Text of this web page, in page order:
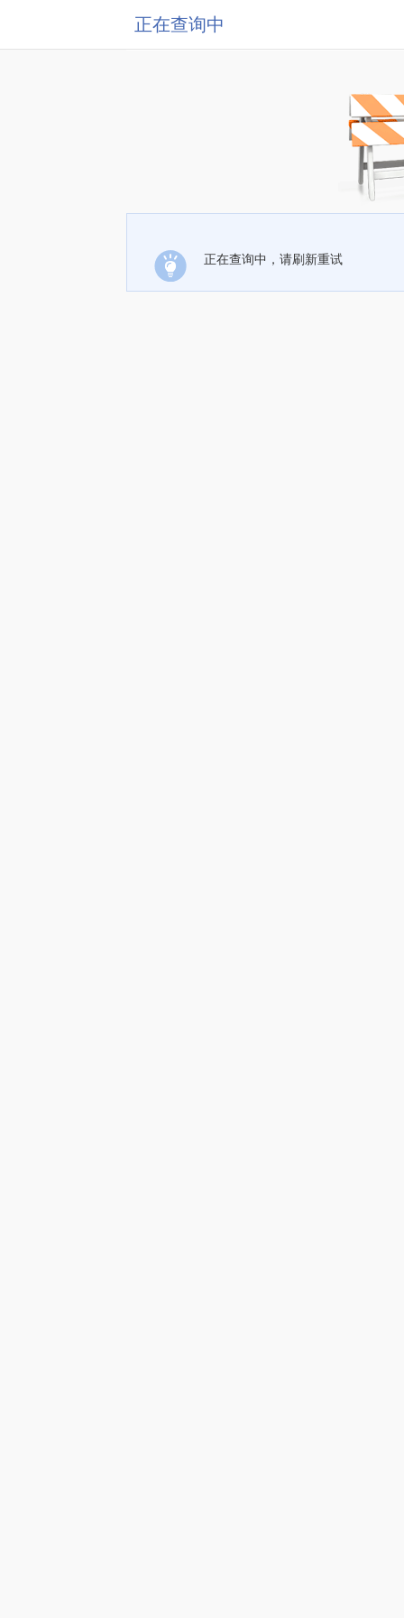
正在查询中
正在查询中，请刷新重试